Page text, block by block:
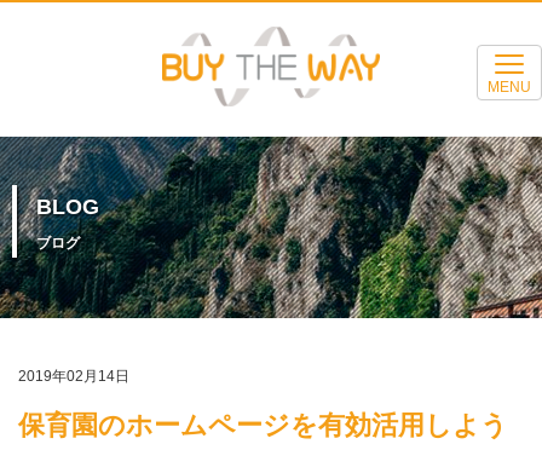
MENU
BLOG
ブログ
2019年02月14日
保育園のホームページを有効活用しよう